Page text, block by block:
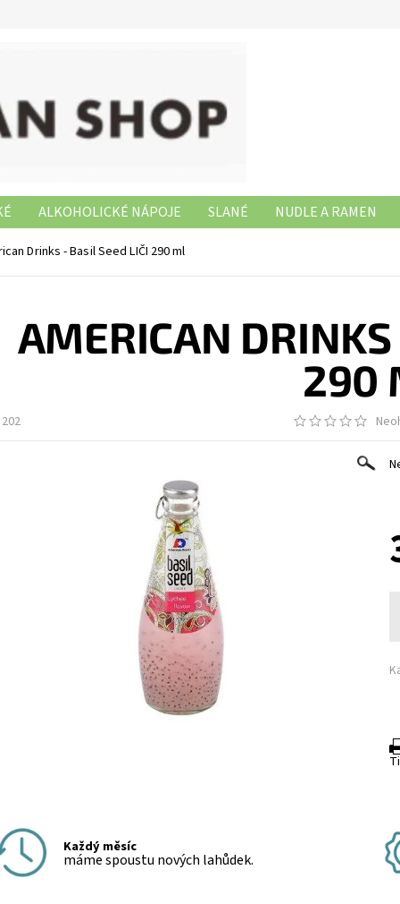
ALKOHOLICKÉ NÁPOJE SLANÉ NUDLE A RAMEN
NAŠE PRODEJNY
Drinks - Basil Seed LIČI 290 ml
AMERICAN
290
202
Každý měsíc
máme spoustu nových lahůdek.